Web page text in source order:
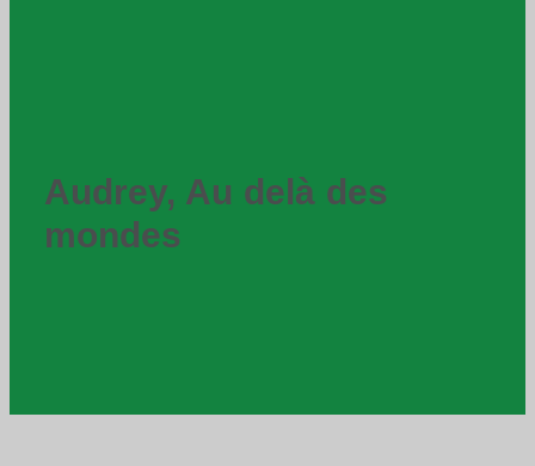
Audrey, Au delà des
mondes